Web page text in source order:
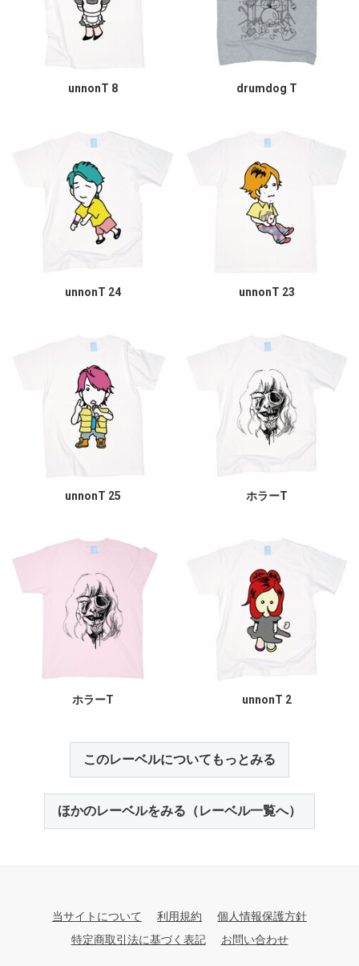
unnonT 8 drumdog T
unnonT 24 unnonT 23
unnonT 25 ホラーT
ホラーT unnonT 2
このレーベルについてもっとみる
ほかのレーベルをみる（レーベル一覧へ）
当サイトについて 利用規約
個人情報保護方針
特定商取引法に基づく表記
お問い合わせ